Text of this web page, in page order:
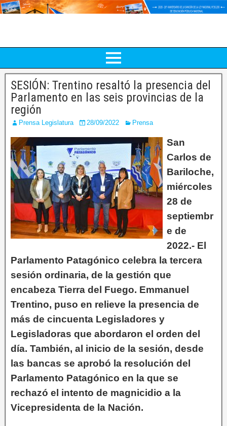
SESIÓN: Trentino resaltó la presencia del
Parlamento en las seis provincias de la
región
Prensa Legislatura 28/09/2022 Prensa
San
Carlos de
Bariloche,
miércoles
28 de
septiembr
e de
2022.- El
Parlamento Patagónico celebra la tercera
sesión ordinaria, de la gestión que
encabeza Tierra del Fuego. Emmanuel
Trentino, puso en relieve la presencia de
más de cincuenta Legisladores y
Legisladoras que abordaron el orden del
día. También, al inicio de la sesión, desde
las bancas se aprobó la resolución del
Parlamento Patagónico en la que se
rechazó el intento de magnicidio a la
Vicepresidenta de la Nación.